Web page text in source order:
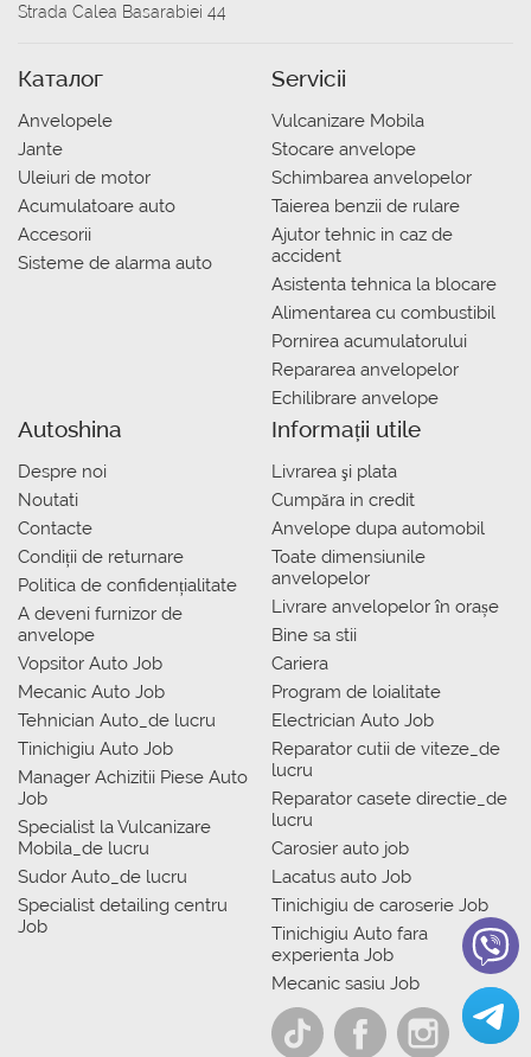
Strada Calea Basarabiei 44
Каталог
Anvelopele
Jante
Uleiuri de motor
Acumulatoare auto
Accesorii
Sisteme de alarma auto
Servicii
Vulcanizare Mobila
Stocare anvelope
Schimbarea anvelopelor
Taierea benzii de rulare
Ajutor tehnic in caz de
accident
Asistenta tehnica la blocare
Alimentarea cu combustibil
Pornirea acumulatorului
Repararea anvelopelor
Echilibrare anvelope
Autoshina
Despre noi
Noutati
Contacte
Condiții de returnare
Politica de confidențialitate
A deveni furnizor de
anvelope
Vopsitor Auto Job
Mecanic Auto Job
Tehnician Auto_de lucru
Tinichigiu Auto Job
Manager Achizitii Piese Auto
Job
Specialist la Vulcanizare
Mobila_de lucru
Sudor Auto_de lucru
Specialist detailing centru
Job
Informații utile
Livrarea şi plata
Сumpăra in credit
Anvelope dupa automobil
Toate dimensiunile
anvelopelor
Livrare anvelopelor în orașe
Bine sa stii
Cariera
Program de loialitate
Electrician Auto Job
Reparator cutii de viteze_de
lucru
Reparator casete directie_de
lucru
Carosier auto job
Lacatus auto Job
Tinichigiu de caroserie Job
Tinichigiu Auto fara
experienta Job
Mecanic sasiu Job